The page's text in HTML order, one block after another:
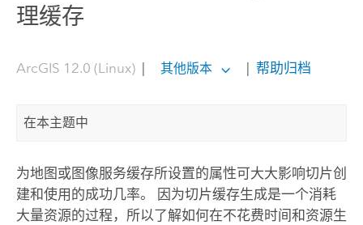
理缓存
ArcGIS 12.0 (Linux)| 其他版本 | 帮助归档
在本主题中
为地图或图像服务缓存所设置的属性可大大影响切片创
建和使用的成功几率。 因为切片缓存生成是一个消耗
大量资源的过程，所以了解如何在不花费时间和资源生